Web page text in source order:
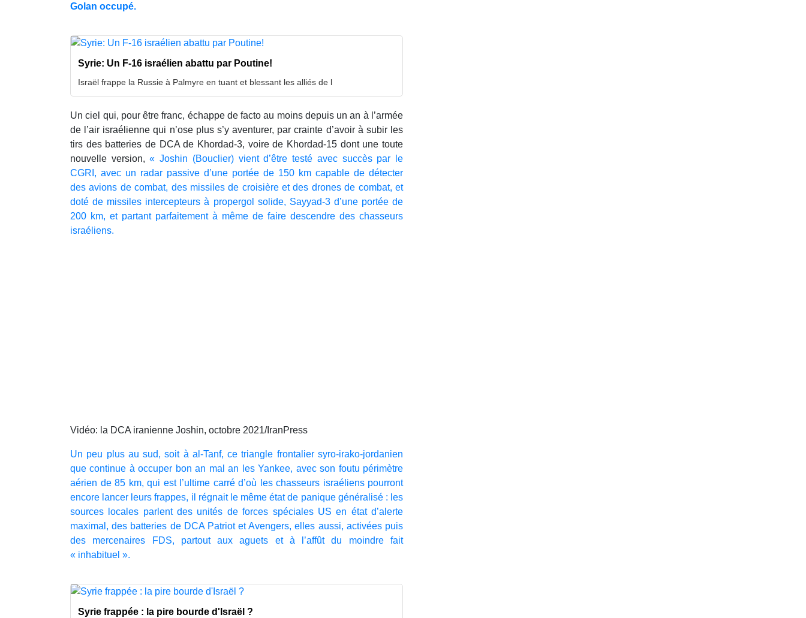
Golan occupé.
Syrie: Un F-16 israélien abattu par Poutine!
Israël frappe la Russie à Palmyre en tuant et blessant les alliés de l
Un ciel qui, pour être franc, échappe de facto au moins depuis un an à l’armée
de l’air israélienne qui n’ose plus s’y aventurer, par crainte d’avoir à subir les
tirs des batteries de DCA de Khordad-3, voire de Khordad-15 dont une toute
nouvelle version,« Joshin (Bouclier) vient d’être testé avec succès par le
CGRI, avec un radar passive d’une portée de 150 km capable de détecter
des avions de combat, des missiles de croisière et des drones de combat, et
doté de missiles intercepteurs à propergol solide, Sayyad-3 d’une portée de
200 km, et partant parfaitement à même de faire descendre des chasseurs
israéliens.
Vidéo: la DCA iranienne Joshin, octobre 2021/IranPress
Un peu plus au sud, soit à al-Tanf, ce triangle frontalier syro-irako-jordanien
que continue à occuper bon an mal an les Yankee, avec son foutu périmètre
aérien de 85 km, qui est l’ultime carré d’où les chasseurs israéliens pourront
encore lancer leurs frappes, il régnait le même état de panique généralisé : les
sources locales parlent des unités de forces spéciales US en état d’alerte
maximal, des batteries de DCA Patriot et Avengers, elles aussi, activées puis
des mercenaires FDS, partout aux aguets et à l’affût du moindre fait
« inhabituel ».
Syrie frappée : la pire bourde d'Israël ?